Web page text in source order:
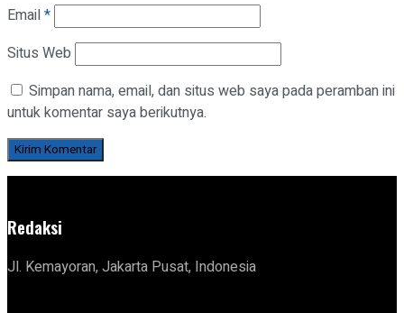
Email*
Situs Web
Simpan nama, email, dan situs web saya pada peramban ini
untuk komentar saya berikutnya.
Redaksi
Jl. Kemayoran, Jakarta Pusat, Indonesia